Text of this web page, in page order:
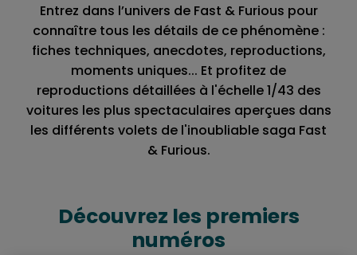
Entrez dans l’univers de Fast & Furious pour
connaître tous les détails de ce phénomène :
fiches techniques, anecdotes, reproductions,
moments uniques... Et profitez de
reproductions détaillées à l'échelle 1/43 des
voitures les plus spectaculaires aperçues dans
les différents volets de l'inoubliable saga Fast
& Furious.
Découvrez les premiers
numéros